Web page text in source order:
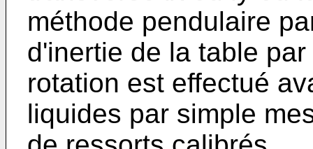
méthode pendulaire
d'inertie de la table
rotation est effectué
liquides par simple